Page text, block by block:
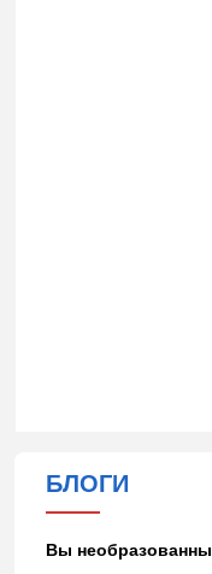
БЛОГИ
Вы необразованны